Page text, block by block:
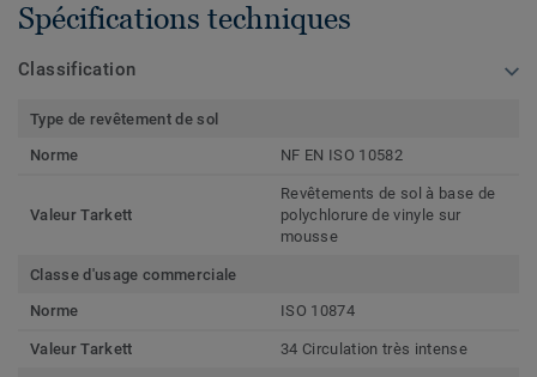
Spécifications techniques
Classification
Type de revêtement de sol
Norme
NF EN ISO 10582
Valeur Tarkett
Revêtements de sol à base de
polychlorure de vinyle sur
mousse
Classe d'usage commerciale
Norme
ISO 10874
Valeur Tarkett 34 Circulation très intense